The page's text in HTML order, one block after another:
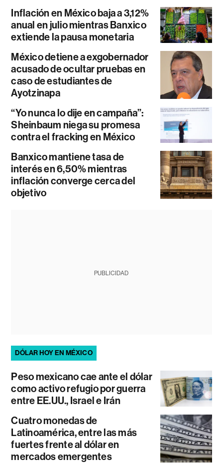
Inflación en México baja a 3,12%
anual en julio mientras Banxico
extiende la pausa monetaria
México detiene a exgobernador
acusado de ocultar pruebas en
caso de estudiantes de
Ayotzinapa
“Yo nunca lo dije en campaña”:
Sheinbaum niega su promesa
contra el fracking en México
Banxico mantiene tasa de
interés en 6,50% mientras
inflación converge cerca del
objetivo
PUBLICIDAD
DÓLAR HOY EN MÉXICO
Peso mexicano cae ante el dólar
como activo refugio por guerra
entre EE.UU., Israel e Irán
Cuatro monedas de
Latinoamérica, entre las más
fuertes frente al dólar en
mercados emergentes